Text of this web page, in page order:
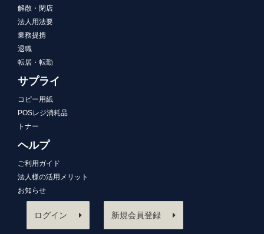
解散・閉店
法人用法要
業務提携
退職
転居・転勤
サプライ
コピー用紙
POSレジ消耗品
トナー
ヘルプ
ご利用ガイド
法人様の活用メリット
お知らせ
ログイン 新規会員登録